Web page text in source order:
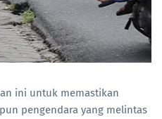
ini untuk memastikan
pengendara yang melintas